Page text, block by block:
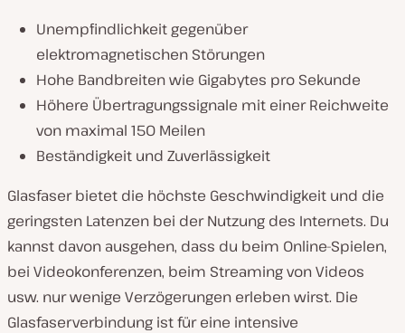
Unempfindlichkeit gegenüber
elektromagnetischen Störungen
Hohe Bandbreiten wie Gigabytes pro Sekunde
Höhere Übertragungssignale mit einer Reichweite
von maximal 150 Meilen
Beständigkeit und Zuverlässigkeit
Glasfaser bietet die höchste Geschwindigkeit und die
geringsten Latenzen bei der Nutzung des Internets. Du
kannst davon ausgehen, dass du beim Online-Spielen,
bei Videokonferenzen, beim Streaming von Videos
usw. nur wenige Verzögerungen erleben wirst. Die
Glasfaserverbindung ist für eine intensive